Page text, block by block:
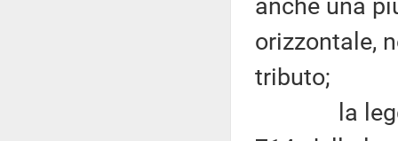
anche una
orizzontale,
tributo;
la legge